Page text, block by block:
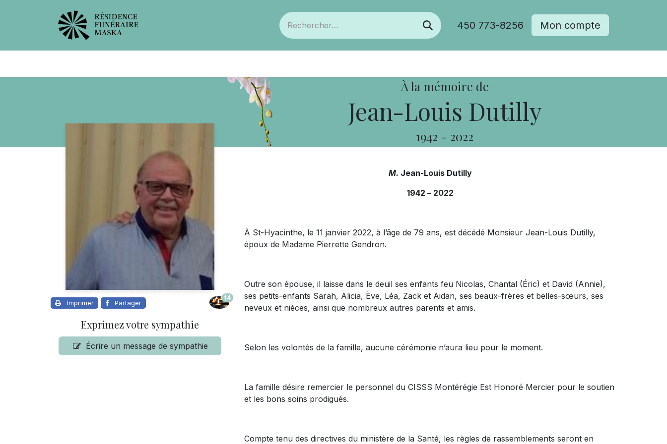
450 773-8256 Mon compte
À la mémoire de
Jean-Louis Dutilly
1942 - 2022
Imprimer Partager
14
Exprimez votre sympathie
Écrire un message de sympathie
M. Jean-Louis Dutilly
1942 – 2022
À St-Hyacinthe, le 11 janvier 2022, à l’âge de 79 ans, est décédé Monsieur Jean-Louis Dutilly,
époux de Madame Pierrette Gendron.
Outre son épouse, il laisse dans le deuil ses enfants feu Nicolas, Chantal (Éric) et David (Annie),
ses petits-enfants Sarah, Alicia, Ève, Léa, Zack et Aidan, ses beaux-frères et belles-sœurs, ses
neveux et nièces, ainsi que nombreux autres parents et amis.
Selon les volontés de la famille, aucune cérémonie n’aura lieu pour le moment.
La famille désire remercier le personnel du CISSS Montérégie Est Honoré Mercier pour le soutien
et les bons soins prodigués.
Compte tenu des directives du ministère de la Santé, les règles de rassemblements seront en